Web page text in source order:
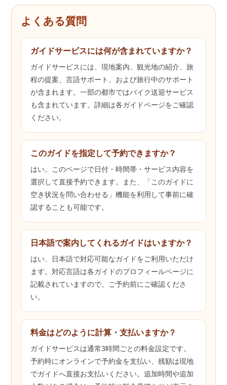
よくある質問
ガイドサービスには何が含まれていますか？
ガイドサービスには、現地案内、観光地の紹介、旅
程の提案、言語サポート、および旅行中のサポート
が含まれます。一部の都市ではバイク送迎サービス
も含まれています。詳細は各ガイドページをご確認
ください。
このガイドを指定して予約できますか？
はい。このページで日付・時間帯・サービス内容を
選択して直接予約できます。また、「このガイドに
空き状況を問い合わせる」機能を利用して事前に確
認することも可能です。
日本語で案内してくれるガイドはいますか？
はい、日本語で対応可能なガイドをご利用いただけ
ます。対応言語は各ガイドのプロフィールページに
記載されていますので、ご予約前にご確認くださ
い。
料金はどのように計算・支払いますか？
ガイドサービスは通常3時間ごとの料金設定です。
予約時にオンラインで予約金を支払い、残額は現地
でガイドへ直接お支払いください。追加時間や追加